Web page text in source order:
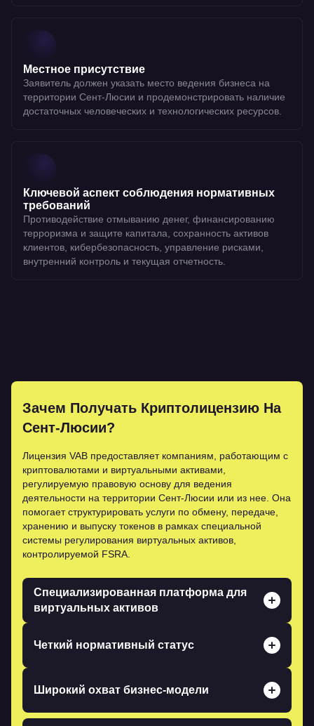
Местное присутствие
Заявитель должен указать место ведения бизнеса на
территории Сент-Люсии и продемонстрировать наличие
достаточных человеческих и технологических ресурсов.
Ключевой аспект соблюдения нормативных
требований
Противодействие отмыванию денег, финансированию
терроризма и защите капитала, сохранность активов
клиентов, кибербезопасность, управление рисками,
внутренний контроль и текущая отчетность.
Зачем Получать Криптолицензию На
Сент-Люсии?
Лицензия VAB предоставляет компаниям, работающим с
криптовалютами и виртуальными активами,
регулируемую правовую основу для ведения
деятельности на территории Сент-Люсии или из нее. Она
помогает структурировать услуги по обмену, передаче,
хранению и выпуску токенов в рамках специальной
системы регулирования виртуальных активов,
контролируемой FSRA.
Специализированная платформа для
виртуальных активов
деятельности, связанной с виртуальными активами,
Четкий нормативный статус
уполномочивает компанию предоставлять
в рамках действия лицензии.
Широкий охват бизнес-модели
Лицензия может охватывать один или несколько